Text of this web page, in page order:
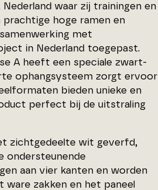
waar zij trainingen en
prachtige hoge ramen en
met
in Nederland toegepast.
A heeft een speciale zwart-
ophangsysteem zorgt ervoor
bieden unieke en
perfect bij de uitstraling
zichtgedeelte wit geverfd,
ondersteunende
aan vier kanten en worden
ware zakken en het paneel